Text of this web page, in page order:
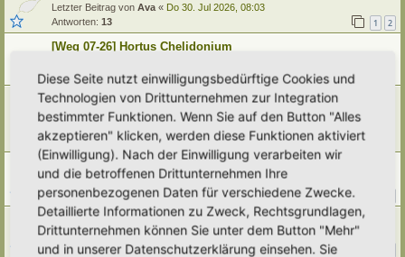
Letzter Beitrag von Ava « Do 30. Jul 2026, 08:03
Antworten: 13 1 2
[Weg 07-26] Hortus Chelidonium
Antworten:8
[Weg 07-26] Vorstellung Hortus Animae Refugium- (
Zufluchtsort der Seele)
Letzter Beitrag von
Mo 27. Jul 2026, 07:36
Antworten:2
[Weg 02-25] Makro-Hortus
Letzter Beitrag von Urtica«Fr 24. Jul 2026, 21:01
Antworten:105 1 … 8 9
[Weg 08-23] feria vilaĝo
Letzter Beitrag vonJanine«Fr 24. Jul 2026, 12:21
Antworten:21
Diese Seite nutzt einwilligungsbedürftige Cookies und
Technologien von Drittunternehmen zur Integration
bestimmter Funktionen. Wenn Sie auf den Button "Alles
akzeptieren" klicken, werden diese Funktionen aktiviert
(Einwilligung). Nach der Einwilligung verarbeiten wir
und die betroffenen Drittunternehmen Ihre
personenbezogenen Daten für verschiedene Zwecke.
Detaillierte Informationen zu Zweck, Rechtsgrundlagen,
Drittunternehmen können Sie unter dem Button "Mehr"
und in unserer Datenschutzerklärung einsehen. Sie